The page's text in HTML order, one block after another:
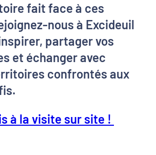
fait face à ces
nous à Excideuil
partager vos
et échanger avec
confrontés aux
à la visite sur site !